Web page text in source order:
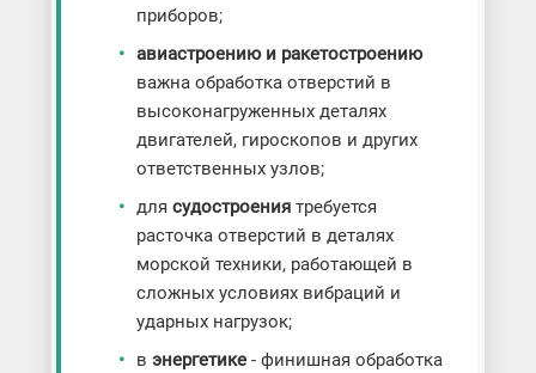
приборов;
авиастроению и ракетостроению
важна обработка отверстий в
высоконагруженных деталях
двигателей, гироскопов и других
ответственных узлов;
для судостроениятребуется
расточка отверстий в деталях
морской техники, работающей в
сложных условиях вибраций и
ударных нагрузок;
в энергетике- финишная обработка